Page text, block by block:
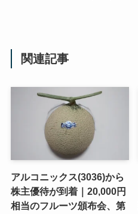
関連記事
アルコニックス(3036)から
株主優待が到着｜20,000円
相当のフルーツ頒布会、第